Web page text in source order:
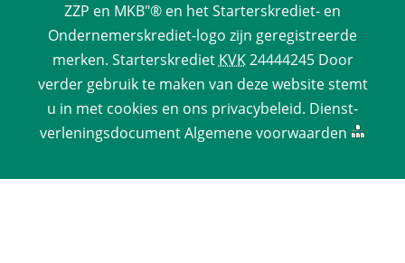
ZZP en MKB"® en het Starterskrediet- en
Ondernemerskrediet-logo zijn geregistreerde
merken. Starterskrediet KVK 24444245 Door
verder gebruik te maken van deze website stemt
u in met cookies en ons privacy­beleid. Dienst­
verlenings­documentAlgemene voorwaarden